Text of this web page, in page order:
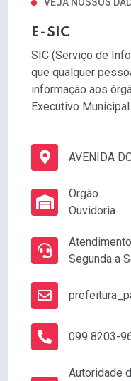
E-SIC
SIC (Serviço de
que qualquer
informação aos
Executivo Municipal.
AVENIDA
Orgão
Ouvidoria
Atendimento
Segunda a
099 8203-
Autoridade